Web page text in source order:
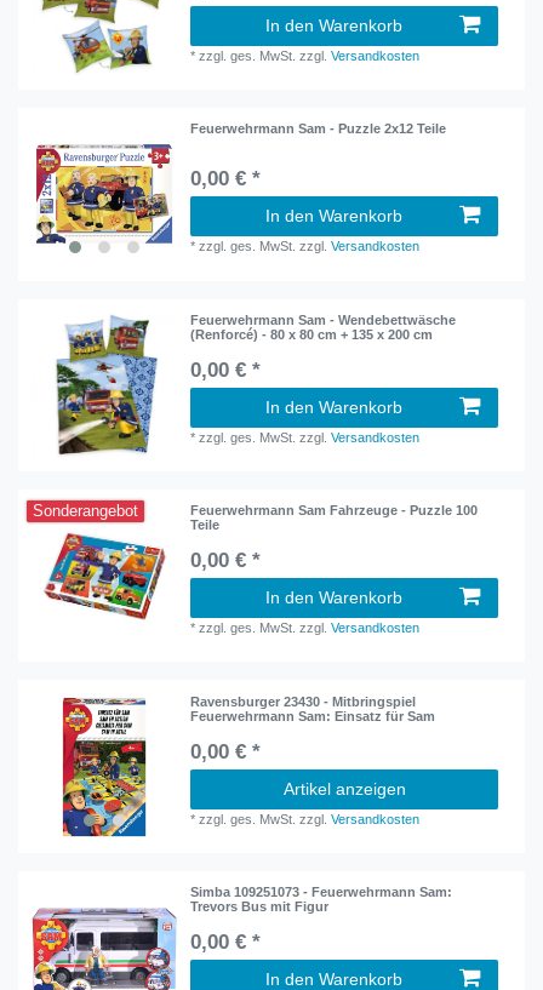
In den Warenkorb
*zzgl. ges. MwSt. zzgl.Versandkosten
Feuerwehrmann Sam - Puzzle 2x12 Teile
0,00 € *
In den Warenkorb
*zzgl. ges. MwSt. zzgl.Versandkosten
Feuerwehrmann Sam - Wendebettwäsche
(Renforcé) - 80 x 80 cm + 135 x 200 cm
0,00 € *
In den Warenkorb
*zzgl. ges. MwSt. zzgl.Versandkosten
Sonderangebot
Feuerwehrmann Sam Fahrzeuge - Puzzle 100
Teile
0,00 € *
In den Warenkorb
*zzgl. ges. MwSt. zzgl.Versandkosten
Ravensburger 23430 - Mitbringspiel
Feuerwehrmann Sam: Einsatz für Sam
0,00 € *
Artikel anzeigen
*zzgl. ges. MwSt. zzgl.Versandkosten
Simba 109251073 - Feuerwehrmann Sam:
Trevors Bus mit Figur
0,00 € *
In den Warenkorb